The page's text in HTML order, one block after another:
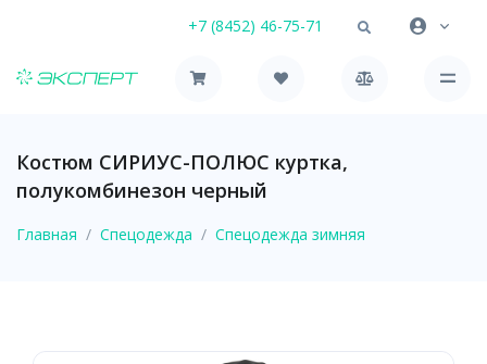
+7 (8452) 46-75-71
Костюм СИРИУС-ПОЛЮС куртка,
полукомбинезон черный
Главная Спецодежда Спецодежда зимняя